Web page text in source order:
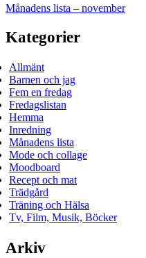
Månadens lista – november
Kategorier
Allmänt
Barnen och jag
Fem en fredag
Fredagslistan
Hemma
Inredning
Månadens lista
Mode och collage
Moodboard
Recept och mat
Trädgård
Träning och Hälsa
Tv, Film, Musik, Böcker
Arkiv